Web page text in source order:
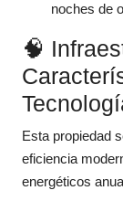
noches de
🧠
Esta propiedad
eficiencia
energéticos